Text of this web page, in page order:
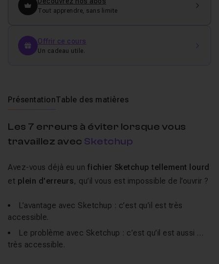
Tout apprendre, sans limite
Offrir ce cours
Un cadeau utile.
PrésentationTable des matières
Les 7 erreurs à éviter lorsque vous
travaillez avec Sketchup
Avez-vous déjà eu un fichier Sketchup tellement lourd
et plein d'erreurs, qu’il vous est impossible de l’ouvrir ?
L’avantage avec Sketchup : c’est qu’il est très
accessible.
Le problème avec Sketchup : c’est qu’il est aussi …
très accessible.